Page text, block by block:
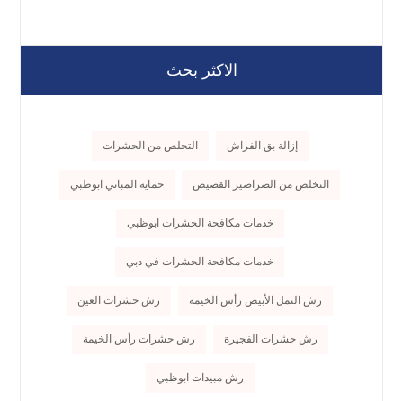
الاكثر بحث
إزالة بق الفراش التخلص من الحشرات
التخلص من الصراصير القصيص حماية المباني ابوظبي
خدمات مكافحة الحشرات ابوظبي
خدمات مكافحة الحشرات في دبي
رش النمل الأبيض رأس الخيمة رش حشرات العين
رش حشرات الفجيرة رش حشرات رأس الخيمة
رش مبيدات ابوظبي